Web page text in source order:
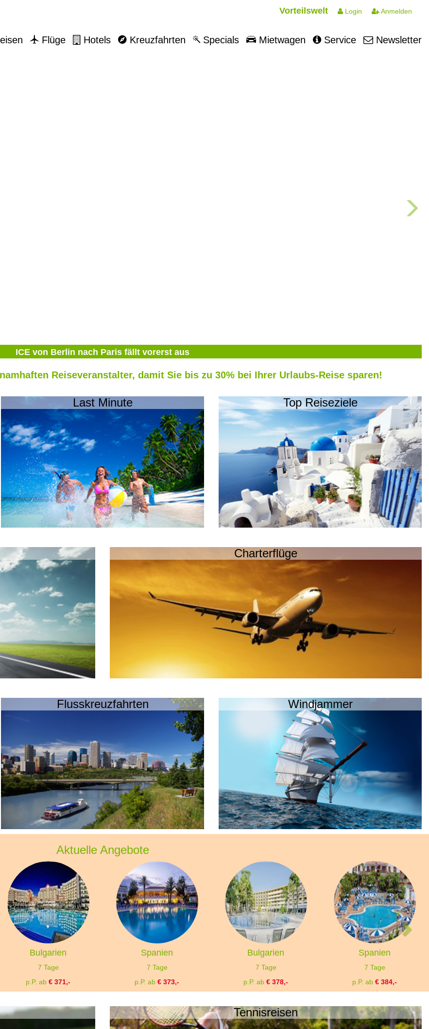
Vorteilswelt Login Anmelden
Flüge Hotels Kreuzfahrten Specials Mietwagen Service Newsletter
ICE von Berlin nach Paris fällt vorerst aus
Reiseveranstalter, damit Sie bis zu 30% bei Ihrer Urlaubs-Reise sparen!
Last Minute Top Reiseziele
Charterflüge
Flusskreuzfahrten Windjammer
Aktuelle Angebote
Bulgarien
7 Tage
p.P. ab € 371,-
Spanien
7 Tage
p.P. ab € 373,-
Bulgarien
7 Tage
p.P. ab € 378,-
Spanien
7 Tage
p.P. ab € 384,-
Tennisreisen